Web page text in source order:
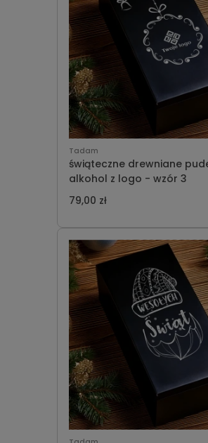
Tadam
świąteczne drewniane
alkohol z logo - wzór 3
79,00 zł